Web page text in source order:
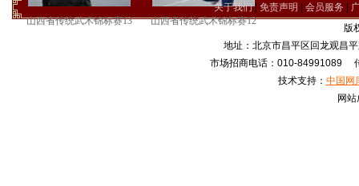
山西省传统武术锦标赛13 山西省传统武术锦标赛12
关于我们| 免责声明 会员服务
版
地址：北京市昌平区回龙观昌
市场招商电话：010-84991089
技术支持： 中国网
网